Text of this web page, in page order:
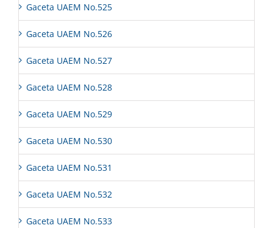
Gaceta UAEM No.525
Gaceta UAEM No.526
Gaceta UAEM No.527
Gaceta UAEM No.528
Gaceta UAEM No.529
Gaceta UAEM No.530
Gaceta UAEM No.531
Gaceta UAEM No.532
Gaceta UAEM No.533